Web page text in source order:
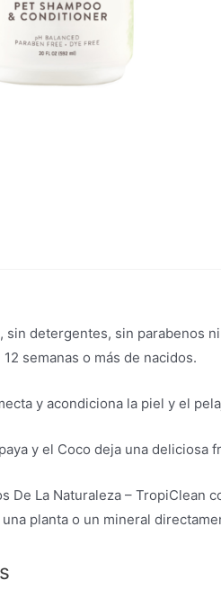
sin detergentes, sin parabenos
semanas o más de nacidos.
y acondiciona la piel y el
y el Coco deja una deliciosa
De La Naturaleza –
planta o un mineral